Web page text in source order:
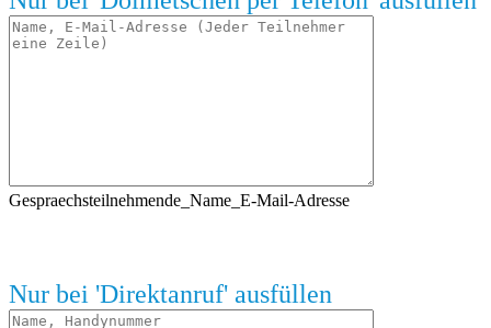
Gespraechsteilnehmende_Name_E-Mail-Adresse
Nur bei 'Direktanruf' ausfüllen